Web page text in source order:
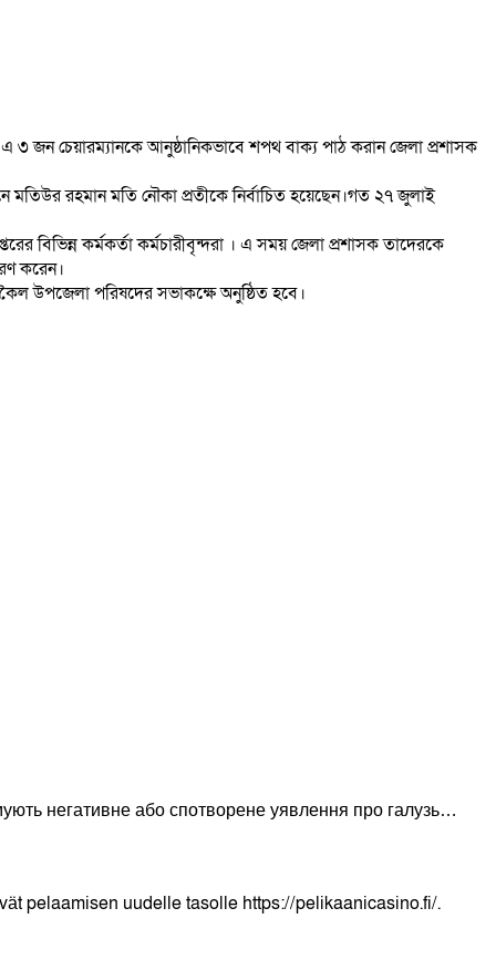
জন চেয়ারম্যানকে আনুষ্ঠানিকভাবে শপথ বাক্য পাঠ করান জেলা প্রশাসক
মতিউর রহমান মতি নৌকা প্রতীকে নির্বাচিত হয়েছেন।গত ২৭ জুলাই
বিভিন্ন কর্মকর্তা কর্মচারীবৃন্দরা । এ সময় জেলা প্রশাসক তাদেরকে
করেন।
উপজেলা পরিষদের সভাকক্ষে অনুষ্ঠিত হবে।
негативне або спотворене уявлення про галузь…
pelaamisen uudelle tasolle https://pelikaanicasino.fi/.